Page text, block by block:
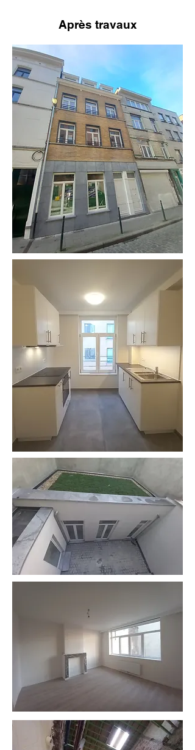
Après travaux